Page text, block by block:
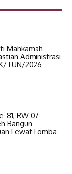
Mahkamah
Administrasi
TUN/2026
81, RW 07
Bangun
Lewat Lomba